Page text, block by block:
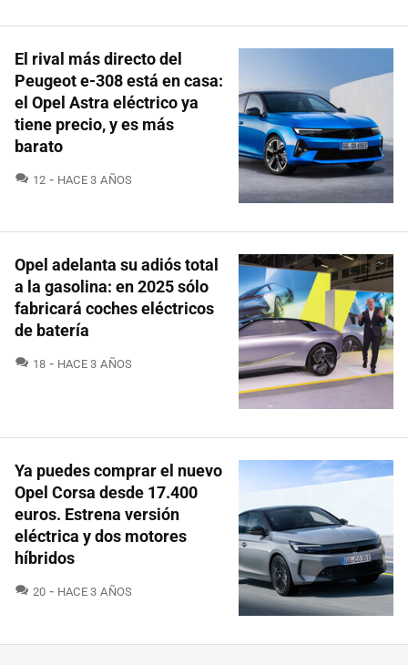
El rival más directo del
Peugeot e-308 está en casa:
el Opel Astra eléctrico ya
tiene precio, y es más
barato
12 COMENTARIOS
HACE 3 AÑOS
Opel adelanta su adiós total
a la gasolina: en 2025 sólo
fabricará coches eléctricos
de batería
18 COMENTARIOS
HACE 3 AÑOS
Ya puedes comprar el nuevo
Opel Corsa desde 17.400
euros. Estrena versión
eléctrica y dos motores
híbridos
20 COMENTARIOS
HACE 3 AÑOS